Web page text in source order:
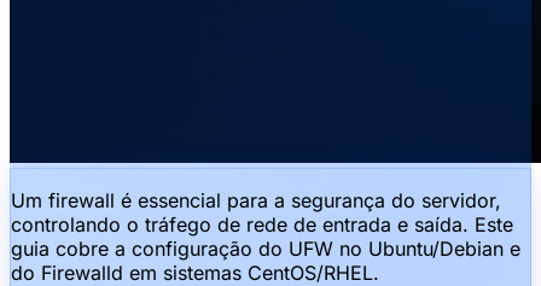
Um firewall é essencial para a segurança do servidor,
controlando o tráfego de rede de entrada e saída. Este
guia cobre a configuração do UFW no Ubuntu/Debian e
do Firewalld em sistemas CentOS/RHEL.